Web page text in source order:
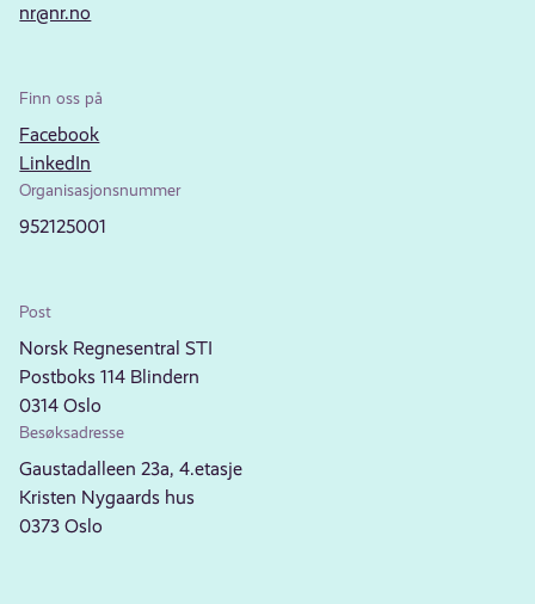
nr@nr.no
Finn oss på
Facebook
LinkedIn
Organisasjonsnummer
952125001
Post
Norsk Regnesentral STI
Postboks 114 Blindern
0314 Oslo
Besøksadresse
Gaustadalleen 23a, 4.etasje
Kristen Nygaards hus
0373 Oslo